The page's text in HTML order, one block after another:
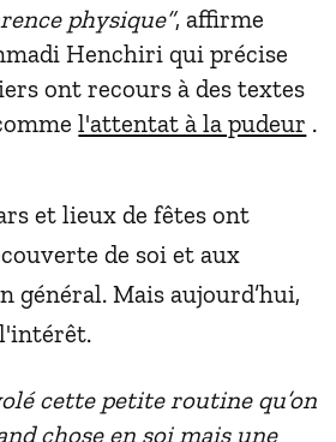
physique”, affirme
Henchiri qui précise
ont recours à des textes
l'attentat à la pudeur .
et lieux de fêtes ont
de soi et aux
général. Mais aujourd’hui,
cette petite routine qu’on
chose en soi mais une